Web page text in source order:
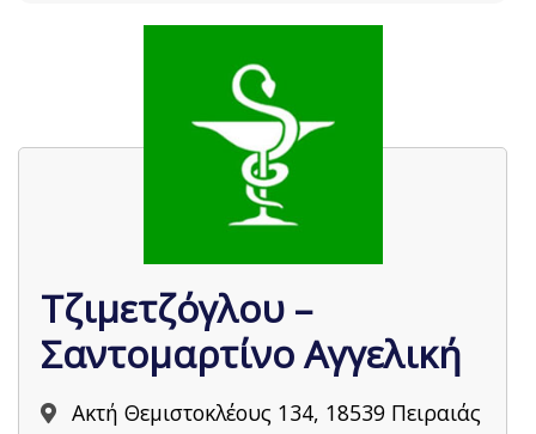
Τζιμετζόγλου –
Σαντομαρτίνο Αγγελική
Ακτή Θεμιστοκλέους 134, 18539 Πειραιάς